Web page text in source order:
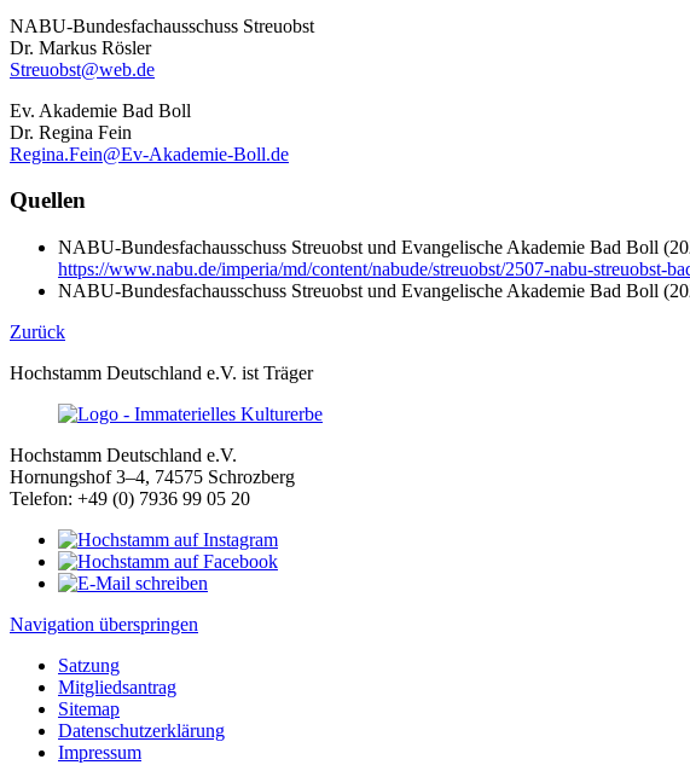
NABU-Bundesfachausschuss Streuobst
Dr. Markus Rösler
Streuobst@web.de
Ev. Akademie Bad Boll
Dr. Regina Fein
Regina.Fein@Ev-Akademie-Boll.de
Quellen
NABU-Bundesfachausschuss Streuobst und Evangelische Akademie Bad Boll
https://www.nabu.de/imperia/md/content/nabude/streuobst/2507-nabu-streuobst-
NABU-Bundesfachausschuss Streuobst und Evangelische Akademie Bad Boll
Zurück
Hochstamm Deutschland e.V. ist Träger
Hochstamm Deutschland e.V.
Hornungshof 3–4, 74575 Schrozberg
Telefon: +49 (0) 7936 99 05 20
Navigation überspringen
Satzung
Mitgliedsantrag
Sitemap
Datenschutzerklärung
Impressum